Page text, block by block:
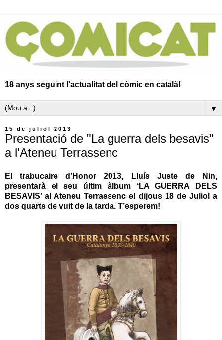
18 anys seguint l'actualitat del còmic en català!
▼
15 de juliol 2013
Presentació de "La guerra dels besavis"
a l'Ateneu Terrassenc
El trabucaire d’Honor 2013, Lluís Juste de Nin,
presentarà el seu últim àlbum ‘LA GUERRA DELS
BESAVIS’ al Ateneu Terrassenc el dijous 18 de Juliol a
dos quarts de vuit de la tarda. T’esperem!